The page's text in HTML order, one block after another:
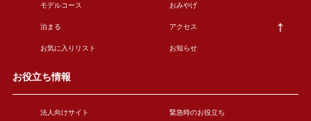
モデルコース おみやげ
泊まる アクセス
お気に入りリスト お知らせ
お役立ち情報
法人向けサイト 緊急時のお役立ち